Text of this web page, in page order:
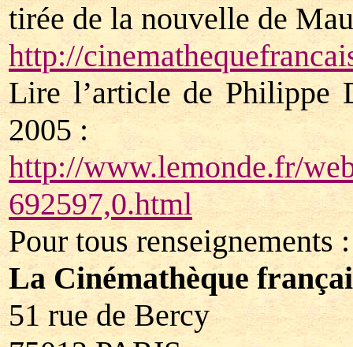
tirée de la nouvelle de
http://
Lire l’article de Philippe
2005 :
http://www.lemonde.fr/
692597,0.html
Pour tous renseignements :
La Cinémathèque
51 rue de Bercy